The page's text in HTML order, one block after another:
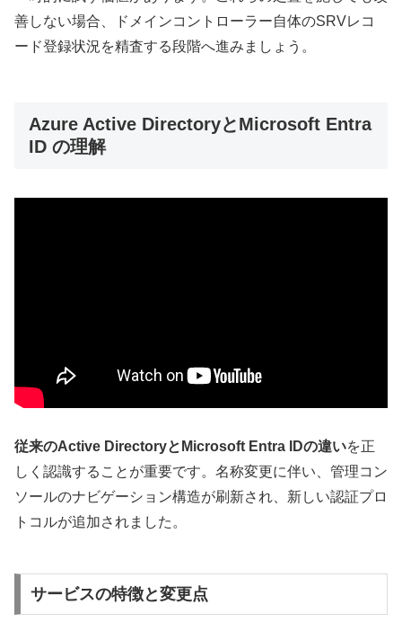
善しない場合、ドメインコントローラー自体のSRVレコ
ード登録状況を精査する段階へ進みましょう。
Azure Active DirectoryとMicrosoft Entra
ID の理解
従来のActive DirectoryとMicrosoft Entra IDの違いを正
しく認識することが重要です。名称変更に伴い、管理コン
ソールのナビゲーション構造が刷新され、新しい認証プロ
トコルが追加されました。
サービスの特徴と変更点